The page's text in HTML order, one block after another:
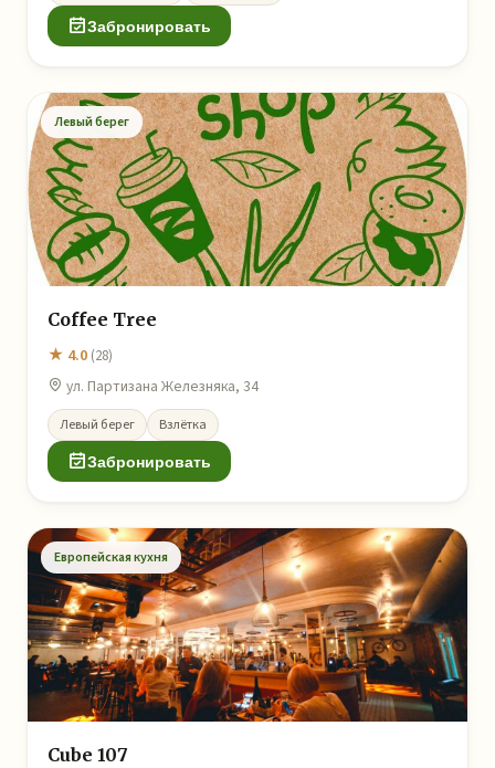
Забронировать
Левый берег
Coffee Tree
★ 4.0 (28)
ул. Партизана Железняка, 34
Левый берег Взлётка
Забронировать
Европейская кухня
Cube 107